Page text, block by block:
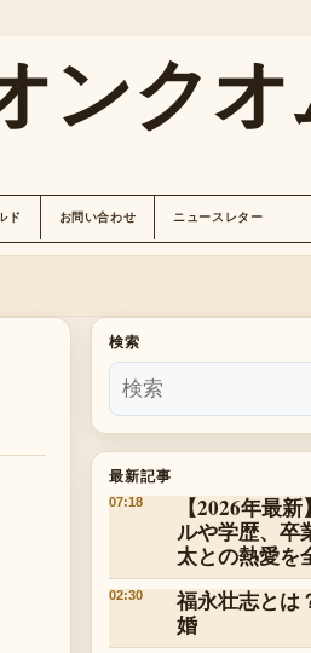
ンク
ド お問い合わせ ニュースレター
検索
最新記事
07:18
【2026年最
ルや学歴、卒
太との熱愛を
02:30
福永壮志とは
婚